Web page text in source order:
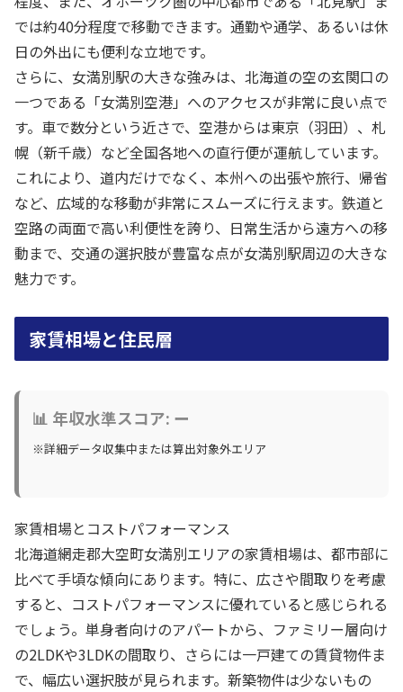
では約40分程度で移動できます。通勤や通学、あるいは休
日の外出にも便利な立地です。
さらに、女満別駅の大きな強みは、北海道の空の玄関口の
一つである「女満別空港」へのアクセスが非常に良い点で
す。車で数分という近さで、空港からは東京（羽田）、札
幌（新千歳）など全国各地への直行便が運航しています。
これにより、道内だけでなく、本州への出張や旅行、帰省
など、広域的な移動が非常にスムーズに行えます。鉄道と
空路の両面で高い利便性を誇り、日常生活から遠方への移
動まで、交通の選択肢が豊富な点が女満別駅周辺の大きな
魅力です。
家賃相場と住民層
📊 年収水準スコア: ー
※詳細データ収集中または算出対象外エリア
家賃相場とコストパフォーマンス
北海道網走郡大空町女満別エリアの家賃相場は、都市部に
比べて手頃な傾向にあります。特に、広さや間取りを考慮
すると、コストパフォーマンスに優れていると感じられる
でしょう。単身者向けのアパートから、ファミリー層向け
の2LDKや3LDKの間取り、さらには一戸建ての賃貸物件ま
で、幅広い選択肢が見られます。新築物件は少ないもの